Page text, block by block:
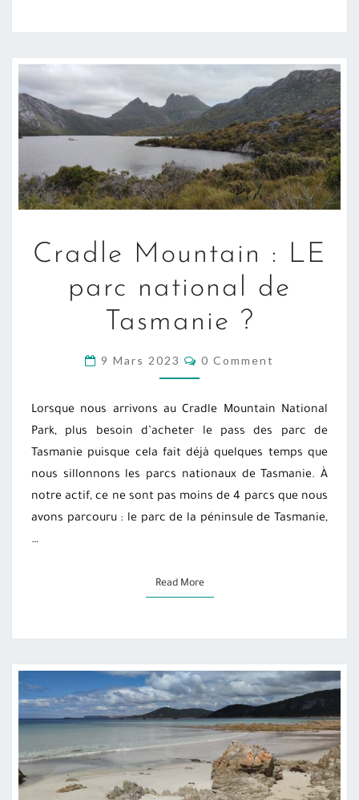
MOUNTAIN
LE
PARC
DE
?
Cradle Mountain : LE
parc national de
Tasmanie ?
9 Mars 2023 COMMENTS
0 Comment
Lorsque nous arrivons au Cradle Mountain National
Park, plus besoin d’acheter le pass des parc de
Tasmanie puisque cela fait déjà quelques temps que
nous sillonnons les parcs nationaux de Tasmanie. À
notre actif, ce ne sont pas moins de 4 parcs que nous
avons parcouru : le parc de la péninsule de Tasmanie,
…
Read MoreRead More